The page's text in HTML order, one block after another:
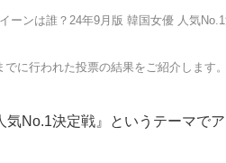
ーンは誰？24年9月版 韓国女優 人気
に行われた投票の結果をご紹介します。
No.1決定戦』というテーマで